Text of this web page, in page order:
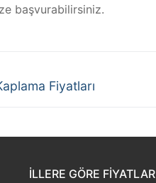
başvurabilirsiniz.
Fiyatları
İLLERE GÖRE FIYATLAR